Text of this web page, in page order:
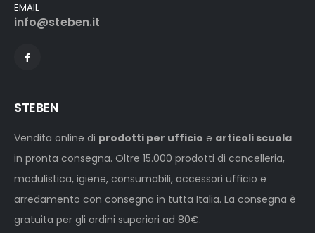
EMAIL
info@steben.it
STEBEN
Vendita online di prodotti per ufficio e articoli scuola
in pronta consegna. Oltre 15.000 prodotti di cancelleria,
modulistica, igiene, consumabili, accessori ufficio e
arredamento con consegna in tutta Italia. La consegna è
gratuita per gli ordini superiori ad 80€.